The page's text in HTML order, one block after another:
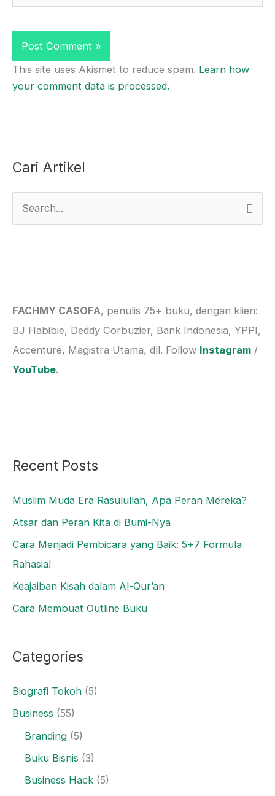
This site uses Akismet to reduce spam. Learn how
your comment data is processed.
Cari Artikel
h
f
o
r
FACHMY CASOFA, penulis 75+ buku, dengan klien:
BJ Habibie, Deddy Corbuzier, Bank Indonesia, YPPI,
Accenture, Magistra Utama, dll. Follow Instagram /
YouTube.
Recent Posts
Muslim Muda Era Rasulullah, Apa Peran Mereka?
Atsar dan Peran Kita di Bumi-Nya
Cara Menjadi Pembicara yang Baik: 5+7 Formula
Rahasia!
Keajaiban Kisah dalam Al-Qur’an
Cara Membuat Outline Buku
Categories
Biografi Tokoh (5)
Business (55)
Branding (5)
Buku Bisnis (3)
Business Hack (5)